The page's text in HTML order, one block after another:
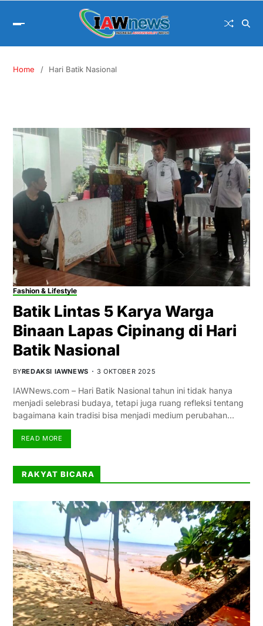
Home Hari Batik Nasional
Fashion & Lifestyle
Batik Lintas 5 Karya Warga
Binaan Lapas Cipinang di Hari
Batik Nasional
BYREDAKSI IAWNEWS 3 OKTOBER 2025
IAWNews.com – Hari Batik Nasional tahun ini tidak hanya
menjadi selebrasi budaya, tetapi juga ruang refleksi tentang
bagaimana kain tradisi bisa menjadi medium perubahan…
READ MORE
RAKYAT BICARA